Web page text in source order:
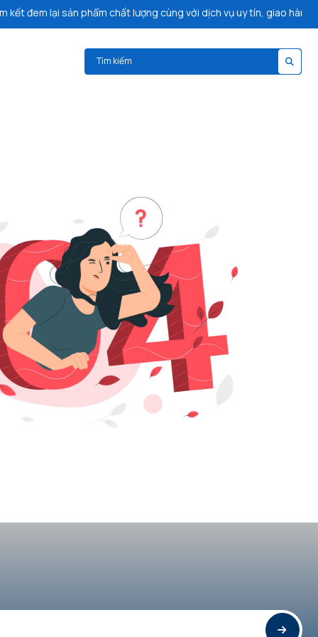
đem lại sản phẩm chất lượng cùng với dịch vụ uy tín, giao hàng